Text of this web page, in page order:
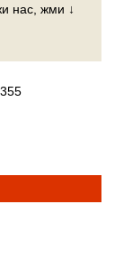
нас, жми ↓
355